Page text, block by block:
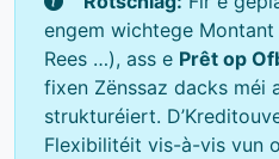
engem wichtege
Rees …), ass e Prêt op
fixen Zënssaz dacks méi
strukturéiert.
Flexibilitéit vis-à-vis vun